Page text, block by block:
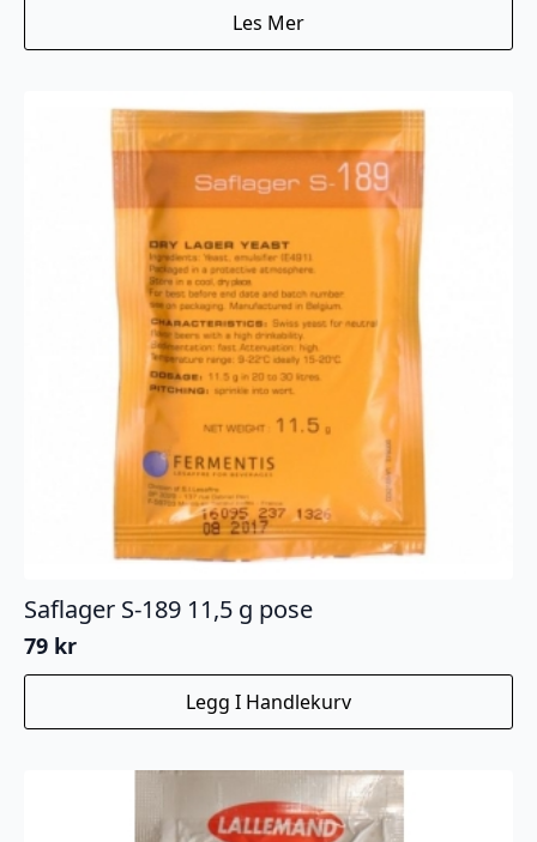
Les Mer
Saflager S-189 11,5 g pose
79 kr
Legg I Handlekurv